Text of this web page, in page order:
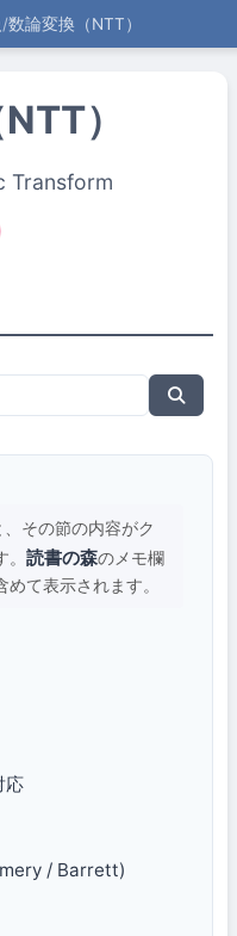
/数論変換（NTT）
）
Transform
、その節の内容がク
読書の森のメモ欄
て表示されます。
応
/ Barrett)